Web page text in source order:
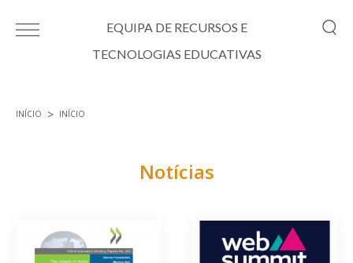
EQUIPA DE RECURSOS E
TECNOLOGIAS EDUCATIVAS
INÍCIO INÍCIO
Notícias
Páginas